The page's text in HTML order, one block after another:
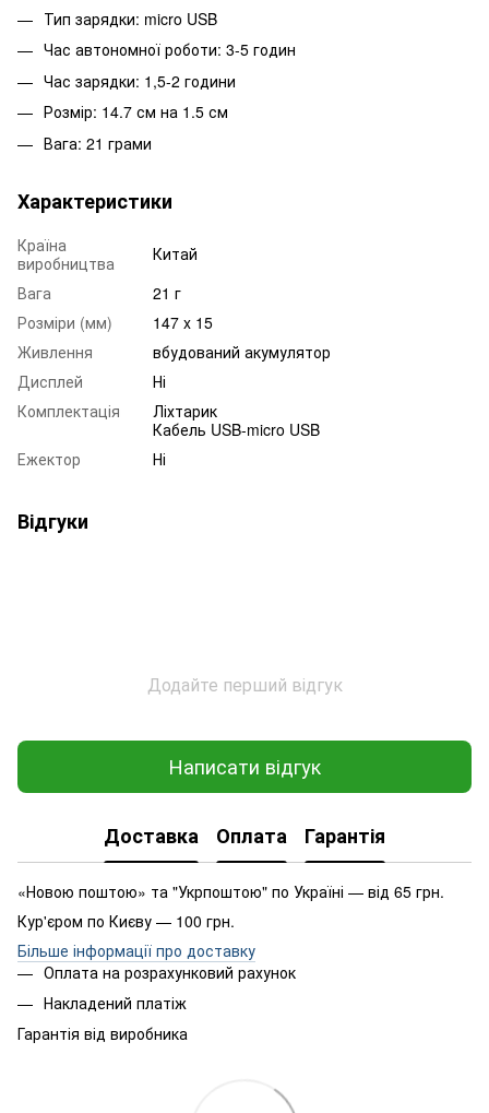
Тип зарядки: micro USB
Час автономної роботи: 3-5 годин
Час зарядки: 1,5-2 години
Розмір: 14.7 см на 1.5 см
Вага: 21 грами
Характеристики
Країна
виробництва
Китай
Вага
21 г
Розміри (мм)
147 x 15
Живлення
вбудований акумулятор
Дисплей
Ні
Комплектація
Ліхтарик
Кабель USB-micro USB
Ежектор
Ні
Відгуки
Додайте перший відгук
Написати відгук
Доставка Оплата Гарантія
«Новою поштою» та "Укрпоштою" по Україні — від 65 грн.
Кур'єром по Києву — 100 грн.
Більше інформації про доставку
Оплата на розрахунковий рахунок
Накладений платіж
Гарантія від виробника